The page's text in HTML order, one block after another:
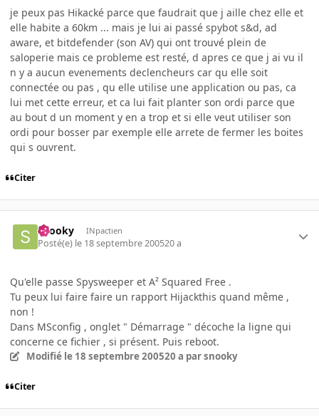
je peux pas Hikacké parce que faudrait que j aille chez elle et
elle habite a 60km ... mais je lui ai passé spybot s&d, ad
aware, et bitdefender (son AV) qui ont trouvé plein de
saloperie mais ce probleme est resté, d apres ce que j ai vu il
n y a aucun evenements declencheurs car qu elle soit
connectée ou pas , qu elle utilise une application ou pas, ca
lui met cette erreur, et ca lui fait planter son ordi parce que
au bout d un moment y en a trop et si elle veut utiliser son
ordi pour bosser par exemple elle arrete de fermer les boites
qui s ouvrent.
Citer
snooky INpactien
Posté(e) le 18 septembre 200520 a
Qu'elle passe Spysweeper et A² Squared Free .
Tu peux lui faire faire un rapport Hijackthis quand même ,
non !
Dans MSconfig , onglet " Démarrage " décoche la ligne qui
concerne ce fichier , si présent. Puis reboot.
Modifié le 18 septembre 200520 a par snooky
Citer